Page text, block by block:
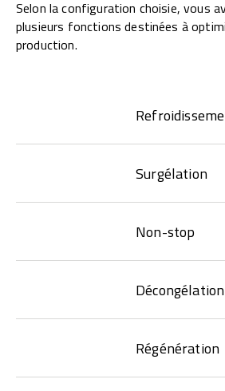
Selon la configuration choisie, vous
plusieurs fonctions destinées à
production.
Surgélation
Non-stop
Décongélation
Régénération